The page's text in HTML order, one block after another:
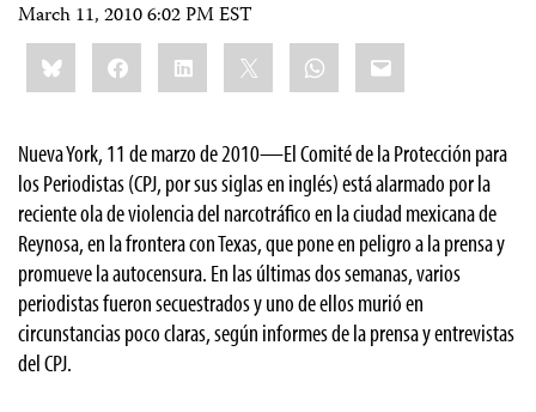
March 11, 2010 6:02 PM EST
Share
this:BlueskyFacebookLinkedIn WhatsApp
Email
Nueva York, 11 de marzo de 2010—El Comité de la Protección para
los Periodistas (CPJ, por sus siglas en inglés) está alarmado por la
reciente ola de violencia del narcotráfico en la ciudad mexicana de
Reynosa, en la frontera con Texas, que pone en peligro a la prensa y
promueve la autocensura. En las últimas dos semanas, varios
periodistas fueron secuestrados y uno de ellos murió en
circunstancias poco claras, según informes de la prensa y entrevistas
del CPJ.